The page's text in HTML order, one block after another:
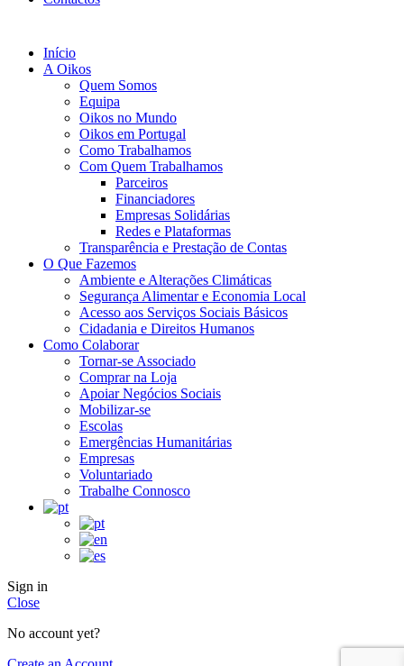
Início
A Oikos
Quem Somos
Equipa
Oikos no Mundo
Oikos em Portugal
Como Trabalhamos
Com Quem Trabalhamos
Parceiros
Financiadores
Empresas Solidárias
Redes e Plataformas
Transparência e Prestação de Contas
O Que Fazemos
Ambiente e Alterações Climáticas
Segurança Alimentar e Economia Local
Acesso aos Serviços Sociais Básicos
Cidadania e Direitos Humanos
Como Colaborar
Tornar-se Associado
Comprar na Loja
Apoiar Negócios Sociais
Mobilizar-se
Escolas
Emergências Humanitárias
Empresas
Voluntariado
Trabalhe Connosco
Sign in
Close
No account yet?